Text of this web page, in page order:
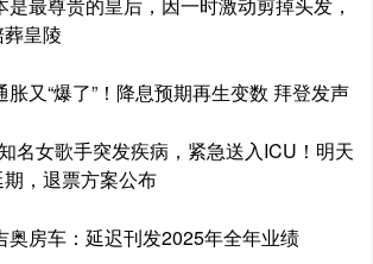
是最尊贵的皇后，因一时激动剪掉头发，
皇陵
胀又“爆了”！降息预期再生变数 拜登发声
名女歌手突发疾病，紧急送入ICU！明天
，退票方案公布
奥房车：延迟刊发2025年全年业绩